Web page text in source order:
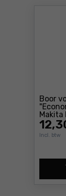
Boor
Makita
12
Incl. btw